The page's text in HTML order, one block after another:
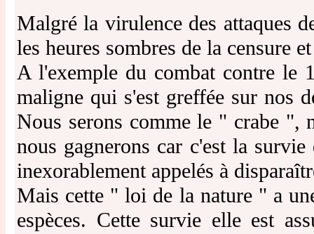
Malgré la virulence des attaques
les heures sombres de la censure
A l'exemple du combat contre le
maligne qui s'est greffée sur nos
Nous serons comme le " crabe ",
nous gagnerons car c'est la
inexorablement appelés à
Mais cette " loi de la nature " a
espèces. Cette survie elle est